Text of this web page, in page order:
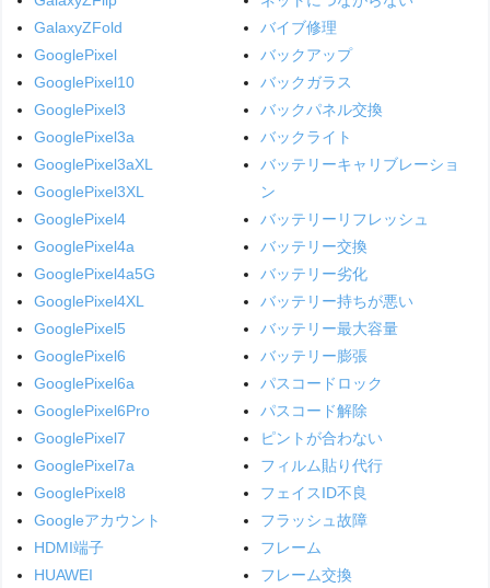
GalaxyZFold
GooglePixel
GooglePixel10
GooglePixel3
GooglePixel3a
GooglePixel3aXL
GooglePixel3XL
GooglePixel4
GooglePixel4a
GooglePixel4a5G
GooglePixel4XL
GooglePixel5
GooglePixel6
GooglePixel6a
GooglePixel6Pro
GooglePixel7
GooglePixel7a
GooglePixel8
Googleアカウント
HDMI端子
HUAWEI
バイブ修理
バックアップ
バックガラス
バックパネル交換
バックライト
バッテリーキャリブレーショ
ン
バッテリーリフレッシュ
バッテリー交換
バッテリー劣化
バッテリー持ちが悪い
バッテリー最大容量
バッテリー膨張
パスコードロック
パスコード解除
ピントが合わない
フィルム貼り代行
フェイスID不良
フラッシュ故障
フレーム
フレーム交換